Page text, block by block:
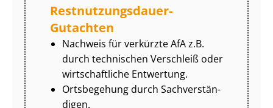
Rest­nut­zungs­dau­er-
Gutachten
Nachweis für verkürzte AfA z.B.
durch technischen Verschleiß oder
wirtschaftliche Entwertung.
Ortsbegehung durch Sach­ver­stän­
di­gen.